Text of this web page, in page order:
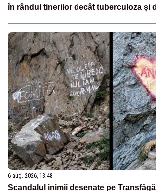
în rândul tinerilor decât tuberculoza și
6 aug. 2026, 13:48
Scandalul inimii desenate pe